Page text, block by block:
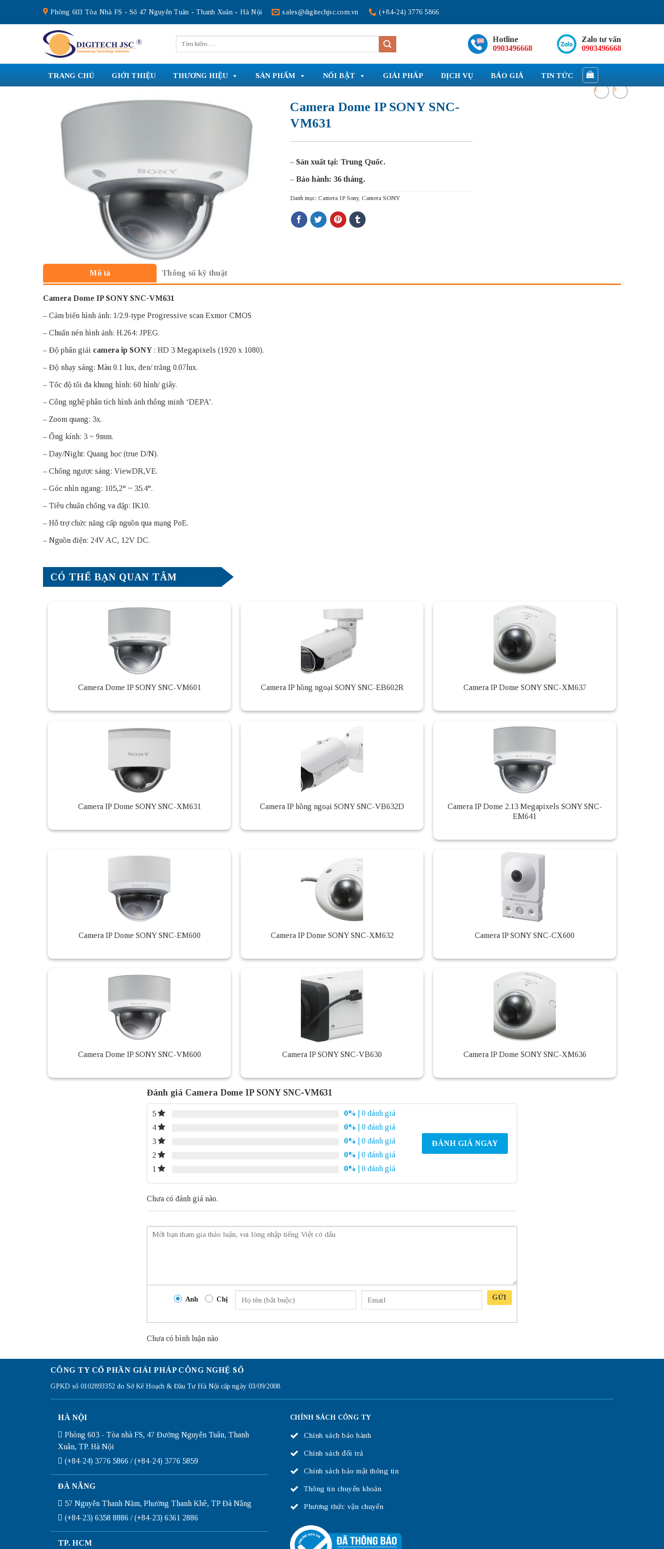
content
Phòng 603 Tòa Nhà FS - Số 47 Nguyễn Tuân - Thanh Xuân - Hà Nội sales@digitechjsc.com.vn (+84-24) 3776 5866
kiếm:
Hotline
0903496668
Zalo tư vấn
0903496668
TRANG CHỦ GIỚI THIỆU THƯƠNG HIỆU SẢN PHẨM NỔI BẬT GIẢI PHÁP DỊCH VỤ BÁO GIÁ TIN TỨC
Camera Dome IP SONY SNC-
VM631
– Sản xuất tại: Trung Quốc.
– Bảo hành: 36 tháng.
Danh mục: Camera IP Sony, Camera SONY
Mô tả Thông số kỹ thuật
Camera Dome IP SONY SNC-VM631
– Cảm biến hình ảnh: 1/2.9-type Progressive scan Exmor CMOS
– Chuẩn nén hình ảnh: H.264; JPEG.
– Độ phân giải camera ip SONY : HD 3 Megapixels (1920 x 1080).
– Độ nhạy sáng: Màu 0.1 lux, đen/ trắng 0.07lux.
– Tốc độ tối đa khung hình: 60 hình/ giây.
– Công nghệ phân tích hình ảnh thông minh ‘DEPA’.
– Zoom quang: 3x.
– Ống kính: 3 ~ 9mm.
– Day/Night: Quang học (true D/N).
– Chống ngược sáng: ViewDR,VE.
– Góc nhìn ngang: 105,2° ~ 35.4°.
– Tiêu chuẩn chống va đập: IK10.
– Hỗ trợ chức năng cấp nguồn qua mạng PoE.
– Nguồn điện: 24V AC, 12V DC.
CÓ THỂ BẠN QUAN TÂM
Camera Dome IP SONY SNC-VM601 Camera IP hồng ngoại SONY SNC-EB602R Camera IP Dome SONY SNC-XM637
Camera IP Dome SONY SNC-XM631 Camera IP hồng ngoại SONY SNC-VB632D
Camera IP Dome 2.13 Megapixels SONY SNC-
EM641
Camera IP Dome SONY SNC-EM600 Camera IP Dome SONY SNC-XM632 Camera IP SONY SNC-CX600
Camera Dome IP SONY SNC-VM600 Camera IP SONY SNC-VB630 Camera IP Dome SONY SNC-XM636
Đánh giá Camera Dome IP SONY SNC-VM631
5 0%
| 0 đánh giá
4
0%
| 0 đánh giá
3
0%
| 0 đánh giá
2
0%
| 0 đánh giá
1
0% | 0 đánh giá
ĐÁNH GIÁ NGAY
Chưa có đánh giá nào.
Anh Chị GỬI
Chưa có bình luận nào
CÔNG TY CỔ PHẦN GIẢI PHÁP CÔNG NGHỆ SỐ
GPKD số 0102893352 do Sở Kế Hoạch & Đầu Tư Hà Nội cấp ngày 03/09/2008
HÀ NỘI
Phòng 603 - Tòa nhà FS, 47 Đường Nguyễn Tuân, Thanh
Xuân, TP. Hà Nội
(+84-24) 3776 5866 / (+84-24) 3776 5859
ĐÀ NẴNG
57 Nguyễn Thanh Năm, Phường Thanh Khê, TP Đà Nẵng
(+84-23) 6358 8886 / (+84-23) 6361 2886
TP. HCM
CHÍNH SÁCH CÔNG TY
Chính sách bảo hành
Chính sách đổi trả
Chính sách bảo mật thông tin
Thông tin chuyển khoản
Phương thức vận chuyển